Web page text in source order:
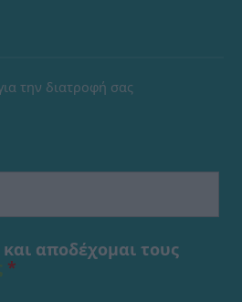
την διατροφή σας
αποδέχομαι τους
*